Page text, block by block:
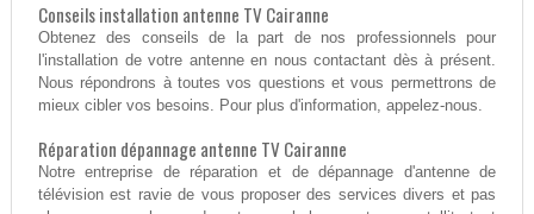
Conseils installation antenne TV Cairanne
Obtenez des conseils de la part de nos professionnels pour
l'installation de votre antenne en nous contactant dès à présent.
Nous répondrons à toutes vos questions et vous permettrons de
mieux cibler vos besoins. Pour plus d'information, appelez-nous.
Réparation dépannage antenne TV Cairanne
Notre entreprise de réparation et de dépannage d'antenne de
télévision est ravie de vous proposer des services divers et pas